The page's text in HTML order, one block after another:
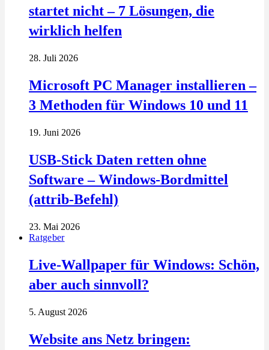
startet nicht – 7 Lösungen, die
wirklich helfen
28. Juli 2026
Microsoft PC Manager installieren –
3 Methoden für Windows 10 und 11
19. Juni 2026
USB-Stick Daten retten ohne
Software – Windows-Bordmittel
(attrib-Befehl)
23. Mai 2026
Ratgeber
Live-Wallpaper für Windows: Schön,
aber auch sinnvoll?
5. August 2026
Website ans Netz bringen: